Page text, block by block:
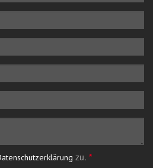
zu. *